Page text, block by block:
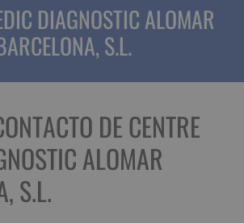
DIAGNOSTIC ALOMAR
S.L.
DE CENTRE
ALOMAR
S.L.